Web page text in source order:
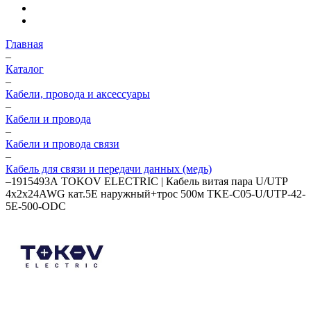
Главная
–
Каталог
–
Кабели, провода и аксессуары
–
Кабели и провода
–
Кабели и провода связи
–
Кабель для связи и передачи данных (медь)
–1915493А TOKOV ELECTRIC | Кабель витая пара U/UTP
4х2х24AWG кат.5E наружный+трос 500м TKE-C05-U/UTP-42-
5E-500-ODC